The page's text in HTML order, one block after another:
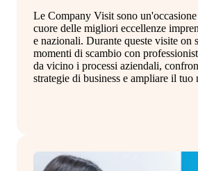
Le Company Visit sono
cuore delle migliori eccellenze
e nazionali. Durante queste visite on
momenti di scambio con
da vicino i processi aziendali,
strategie di business e ampliare il tuo